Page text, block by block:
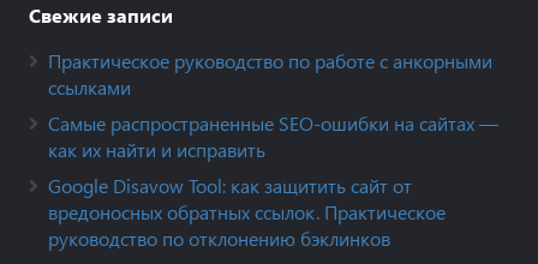
Свежие записи
Практическое руководство по работе с анкорными
ссылками
Самые распространенные SEO-ошибки на сайтах —
как их найти и исправить
Google Disavow Tool: как защитить сайт от
вредоносных обратных ссылок. Практическое
руководство по отклонению бэклинков